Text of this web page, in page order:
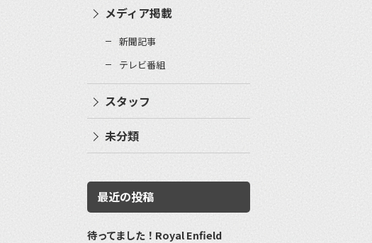
メディア掲載
新聞記事
テレビ番組
スタッフ
未分類
最近の投稿
待ってました！Royal Enfield